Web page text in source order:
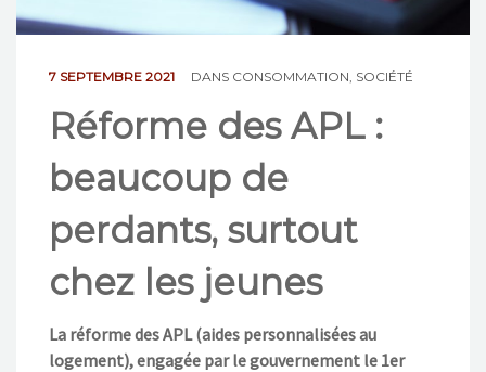
7 SEPTEMBRE 2021 DANS CONSOMMATION SOCIÉTÉ
Réforme des APL :
beaucoup de
perdants, surtout
chez les jeunes
La réforme des APL (aides personnalisées au
logement), engagée par le gouvernement le 1er